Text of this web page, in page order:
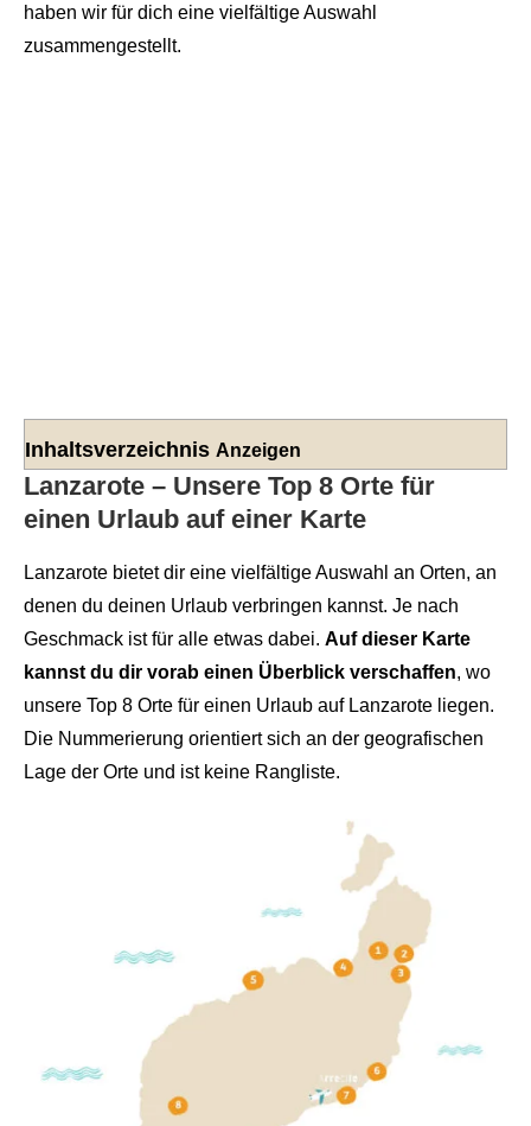
haben wir für dich eine vielfältige Auswahl
zusammengestellt.
Inhaltsverzeichnis Anzeigen
Lanzarote – Unsere Top 8 Orte für
einen Urlaub auf einer Karte
Lanzarote bietet dir eine vielfältige Auswahl an Orten, an
denen du deinen Urlaub verbringen kannst. Je nach
Geschmack ist für alle etwas dabei. Auf dieser Karte
kannst du dir vorab einen Überblick verschaffen, wo
unsere Top 8 Orte für einen Urlaub auf Lanzarote liegen.
Die Nummerierung orientiert sich an der geografischen
Lage der Orte und ist keine Rangliste.